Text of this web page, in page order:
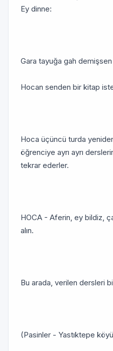
Ey dinne:
Gara tayuğa gah demişsen
Hocan senden bir kitap
Hoca üçüncü turda
öğrenciye ayrı ayrı
tekrar ederler.
HOCA - Aferin, ey bildiz,
alın.
Bu arada, verilen dersleri
(Pasinler - Yastıktepe